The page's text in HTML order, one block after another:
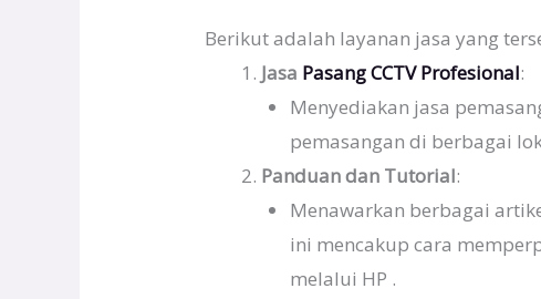
Berikut adalah layanan jasa yang
Jasa Pasang CCTV Profesional:
Menyediakan jasa
pemasangan di berbagai
Panduan dan Tutorial:
Menawarkan berbagai
ini mencakup cara
melalui HP .